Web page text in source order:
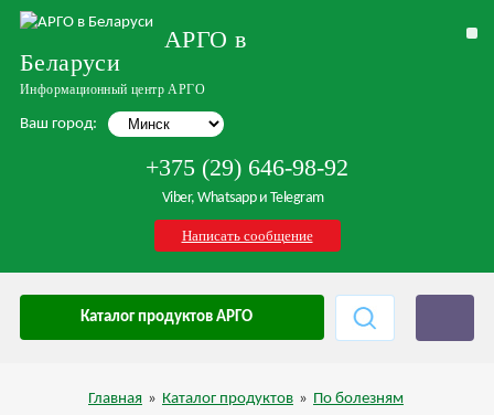
АРГО в
Беларуси
Информационный центр АРГО
Ваш город:
+375 (29) 646-98-92
Viber, Whatsapp и Telegram
Написать сообщение
Каталог продуктов АРГО
Главная » Каталог продуктов » По болезням